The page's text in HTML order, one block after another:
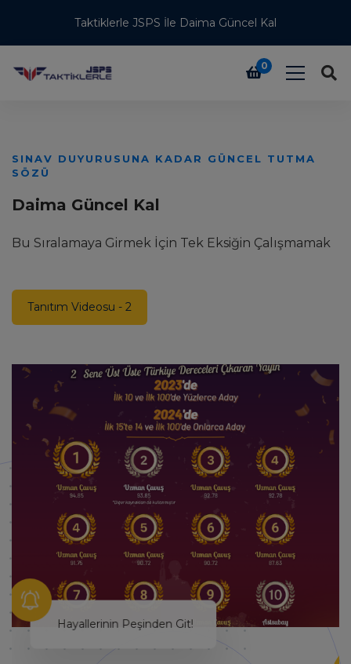
Taktiklerle JSPS İle Daima Güncel Kal
0
SINAV DUYURUSUNA KADAR GÜNCEL TUTMA
SÖZÜ
Daima Güncel Kal
Bu Sıralamaya Girmek İçin Tek Eksiğin Çalışmamak
Tanıtım Videosu - 2
Hayallerinin Peşinden Git!